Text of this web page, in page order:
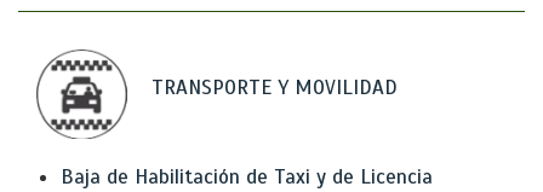
TRANSPORTE Y MOVILIDAD
Baja de Habilitación de Taxi y de Licencia